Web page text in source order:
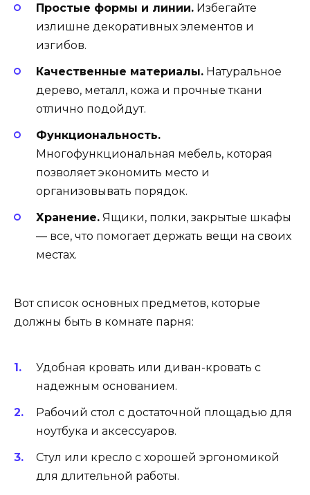
Простые формы и линии. Избегайте
излишне декоративных элементов и
изгибов.
Качественные материалы. Натуральное
дерево, металл, кожа и прочные ткани
отлично подойдут.
Функциональность.
Многофункциональная мебель, которая
позволяет экономить место и
организовывать порядок.
Хранение. Ящики, полки, закрытые шкафы
— все, что помогает держать вещи на своих
местах.
Вот список основных предметов, которые
должны быть в комнате парня:
Удобная кровать или диван-кровать с
надежным основанием.
Рабочий стол с достаточной площадью для
ноутбука и аксессуаров.
Стул или кресло с хорошей эргономикой
для длительной работы.